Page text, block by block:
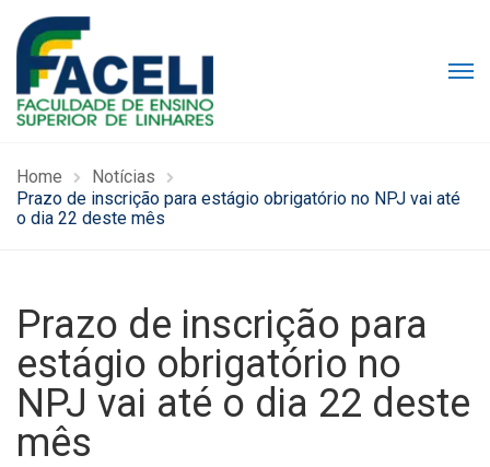
Home
Notícias
Prazo de inscrição para estágio obrigatório no NPJ vai até
o dia 22 deste mês
Prazo de inscrição para
estágio obrigatório no
NPJ vai até o dia 22 deste
mês